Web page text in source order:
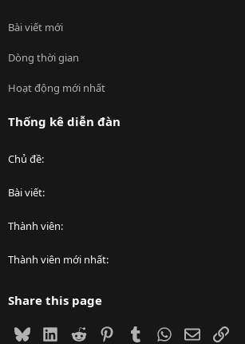
Bài viết mới
Dòng thời gian
Hoạt động mới nhất
Thống kê diễn đàn
Chủ đề
Bài viết
Thành viên
Thành viên mới nhất
Share this page
BlueskyLinkedIn
Reddit PinterestTumblrWhatsApp
EmailLink